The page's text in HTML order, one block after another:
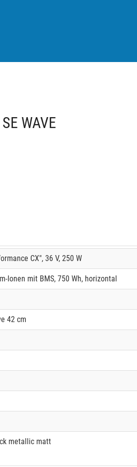
WAVE
CX", 36 V, 250 W
Ionen mit BMS, 750 Wh, horizontal
42 cm
metallic matt